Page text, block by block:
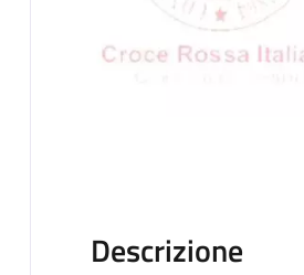
Descrizione